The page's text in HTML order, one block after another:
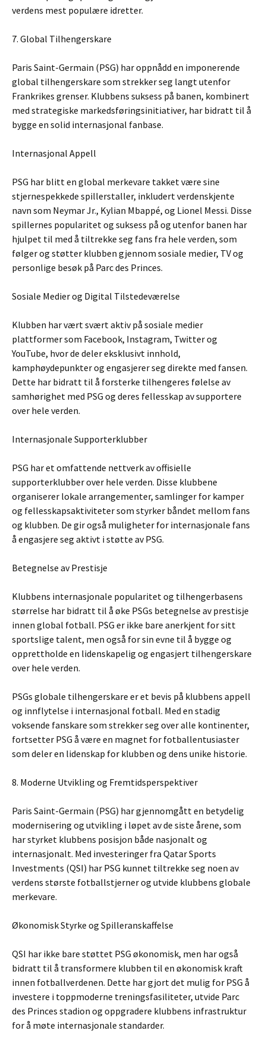
verdens mest populære idretter.
7. Global Tilhengerskare
Paris Saint-Germain (PSG) har oppnådd en imponerende
global tilhengerskare som strekker seg langt utenfor
Frankrikes grenser. Klubbens suksess på banen, kombinert
med strategiske markedsføringsinitiativer, har bidratt til å
bygge en solid internasjonal fanbase.
Internasjonal Appell
PSG har blitt en global merkevare takket være sine
stjernespekkede spillerstaller, inkludert verdenskjente
navn som Neymar Jr., Kylian Mbappé, og Lionel Messi. Disse
spillernes popularitet og suksess på og utenfor banen har
hjulpet til med å tiltrekke seg fans fra hele verden, som
følger og støtter klubben gjennom sosiale medier, TV og
personlige besøk på Parc des Princes.
Sosiale Medier og Digital Tilstedeværelse
Klubben har vært svært aktiv på sosiale medier
plattformer som Facebook, Instagram, Twitter og
YouTube, hvor de deler eksklusivt innhold,
kamphøydepunkter og engasjerer seg direkte med fansen.
Dette har bidratt til å forsterke tilhengeres følelse av
samhørighet med PSG og deres fellesskap av supportere
over hele verden.
Internasjonale Supporterklubber
PSG har et omfattende nettverk av offisielle
supporterklubber over hele verden. Disse klubbene
organiserer lokale arrangementer, samlinger for kamper
og fellesskapsaktiviteter som styrker båndet mellom fans
og klubben. De gir også muligheter for internasjonale fans
å engasjere seg aktivt i støtte av PSG.
Betegnelse av Prestisje
Klubbens internasjonale popularitet og tilhengerbasens
størrelse har bidratt til å øke PSGs betegnelse av prestisje
innen global fotball. PSG er ikke bare anerkjent for sitt
sportslige talent, men også for sin evne til å bygge og
opprettholde en lidenskapelig og engasjert tilhengerskare
over hele verden.
PSGs globale tilhengerskare er et bevis på klubbens appell
og innflytelse i internasjonal fotball. Med en stadig
voksende fanskare som strekker seg over alle kontinenter,
fortsetter PSG å være en magnet for fotballentusiaster
som deler en lidenskap for klubben og dens unike historie.
8. Moderne Utvikling og Fremtidsperspektiver
Paris Saint-Germain (PSG) har gjennomgått en betydelig
modernisering og utvikling i løpet av de siste årene, som
har styrket klubbens posisjon både nasjonalt og
internasjonalt. Med investeringer fra Qatar Sports
Investments (QSI) har PSG kunnet tiltrekke seg noen av
verdens største fotballstjerner og utvide klubbens globale
merkevare.
Økonomisk Styrke og Spilleranskaffelse
QSI har ikke bare støttet PSG økonomisk, men har også
bidratt til å transformere klubben til en økonomisk kraft
innen fotballverdenen. Dette har gjort det mulig for PSG å
investere i toppmoderne treningsfasiliteter, utvide Parc
des Princes stadion og oppgradere klubbens infrastruktur
for å møte internasjonale standarder.